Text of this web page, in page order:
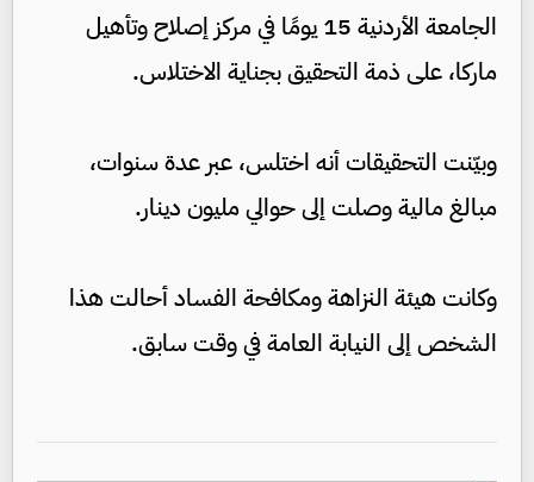
الجامعة الأردنية 15 يومًا في مركز إصلاح وتأهيل
ماركا، على ذمة التحقيق بجناية الاختلاس.
وبيّنت التحقيقات أنه اختلس، عبر عدة سنوات،
مبالغ مالية وصلت إلى حوالي مليون دينار.
وكانت هيئة النزاهة ومكافحة الفساد أحالت هذا
الشخص إلى النيابة العامة في وقت سابق.